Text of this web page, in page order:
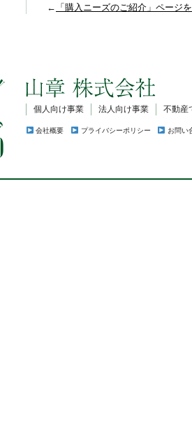
← 「購入ニーズのご紹介」ページ
個人向け事業 法人向け事業 不動産
会社概要 プライバシーポリシー お問い